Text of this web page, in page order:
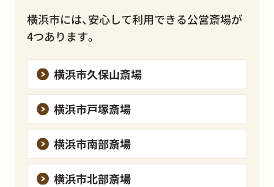
横浜市には、安心して利用できる公営斎場が
4つあります。
横浜市久保山斎場
横浜市戸塚斎場
横浜市南部斎場
横浜市北部斎場